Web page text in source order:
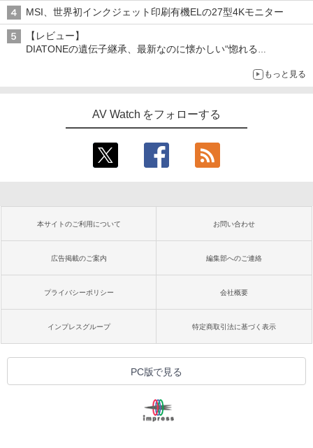
MSI、世界初インクジェット印刷有機ELの27型4Kモニター
【レビュー】
DIATONEの遺伝子継承、最新なのに懐かしい“惚れる
もっと見る
AV Watch をフォローする
本サイトのご利用について お問い合わせ
広告掲載のご案内 編集部へのご連絡
プライバシーポリシー 会社概要
インプレスグループ 特定商取引法に基づく表示
PC版で見る